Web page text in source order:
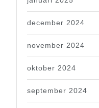
december 2024
november 2024
oktober 2024
september 2024